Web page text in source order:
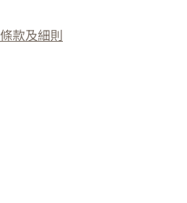
條款及細則